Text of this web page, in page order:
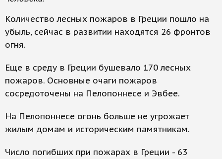
Количество лесных пожаров в Греции пошло на
убыль, сейчас в развитии находятся 26 фронтов
огня.
Еще в среду в Греции бушевало 170 лесных
пожаров. Основные очаги пожаров
сосредоточены на Пелопоннесе и Эвбее.
На Пелопоннесе огонь больше не угрожает
жилым домам и историческим памятникам.
Число погибших при пожарах в Греции - 63